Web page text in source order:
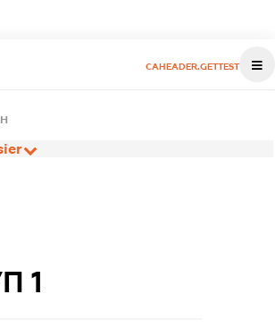
CAHEADER.GETTEST
1